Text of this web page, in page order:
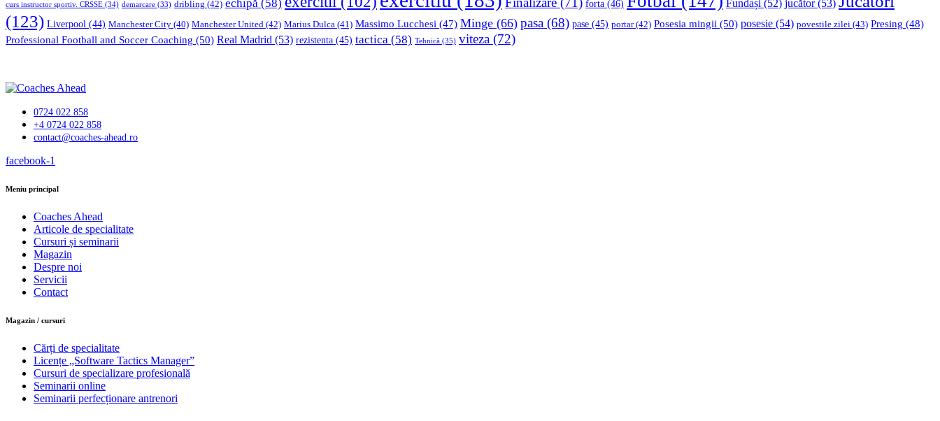
curs instructor sportiv. CRSSE (34) demarcare (33) dribling (42) echipă (58) forta (46) Fundași (52) jucător(53)
(123) Liverpool (44) Manchester City (40) Manchester United (42) Marius Dulca (41) Massimo Lucchesi (47) Minge (66) pasa (68) pase (45) portar(42) Posesia mingii (50) posesie (54) povestile zilei (43) Presing (48)
Professional Football and Soccer Coaching (50) Real Madrid (53) rezistenta (45) tactica (58) Tehnică (35) viteza (72)
0724 022 858
+4 0724 022 858
contact@coaches-ahead.ro
facebook-1
Meniu principal
Coaches Ahead
Articole de specialitate
Cursuri și seminarii
Magazin
Despre noi
Servicii
Contact
Magazin / cursuri
Cărți de specialitate
Licențe „Software Tactics Manager”
Cursuri de specializare profesională
Seminarii online
Seminarii perfecționare antrenori